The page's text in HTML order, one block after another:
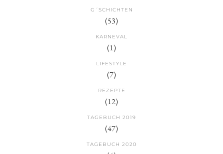
G´SCHICHTEN
(53)
KARNEVAL
(1)
LIFESTYLE
(7)
REZEPTE
(12)
TAGEBUCH 2019
(47)
TAGEBUCH 2020